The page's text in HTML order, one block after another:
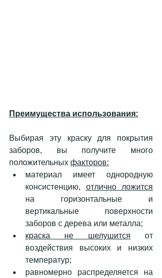
Преимущества использования:
Выбирая эту краску для покрытия
заборов, вы получите много
положительных факторов:
материал имеет однородную
консистенцию, отлично ложится
на горизонтальные и
вертикальные поверхности
заборов с дерева или металла;
краска не шелушится от
воздействия высоких и низких
температур;
равномерно распределяется на